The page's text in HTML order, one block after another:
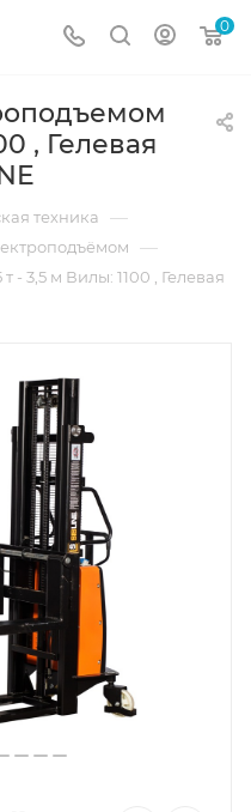
0
, Гелевая
техника —
—
- 3,5 м Вилы: 1100 , Гелевая